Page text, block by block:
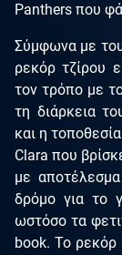
Panthers που
Σύμφωνα με
ρεκόρ τζίρου
τον τρόπο με
τη διάρκεια
και η
Clara που
με
δρόμο για το
ωστόσο τα
book. Το ρεκόρ